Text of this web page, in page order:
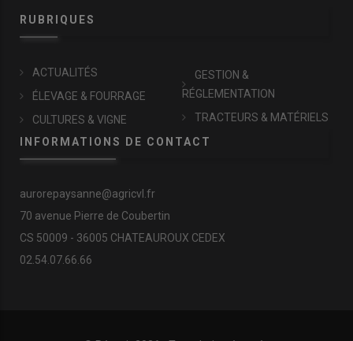
RUBRIQUES
ACTUALITÉS
ÉLEVAGE & FOURRAGE
CULTURES & VIGNE
GESTION &
RÉGLEMENTATION
TRACTEURS & MATÉRIELS
INFORMATIONS DE CONTACT
aurorepaysanne@agricvl.fr
70 avenue Pierre de Coubertin
CS 50009 - 36005 CHATEAUROUX CEDEX
02.54.07.66.66